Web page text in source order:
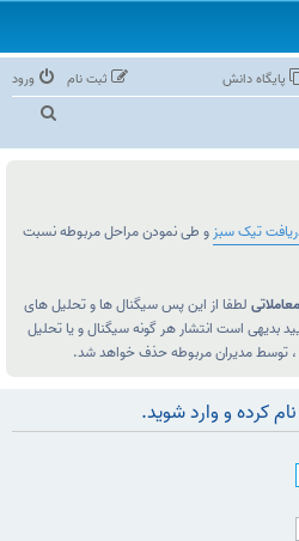
پایگاه دانش ورود
ثبت نام
ج
تیک سبز و طی نمودن مراحل مربوطه نسبت
لطفا از این پس سیگنال ها و تحلیل های
بدیهی است انتشار هر گونه سیگنال و یا تحلیل
، توسط مدیران مربوطه حذف خواهد شد.
کرده و وارد شوید.